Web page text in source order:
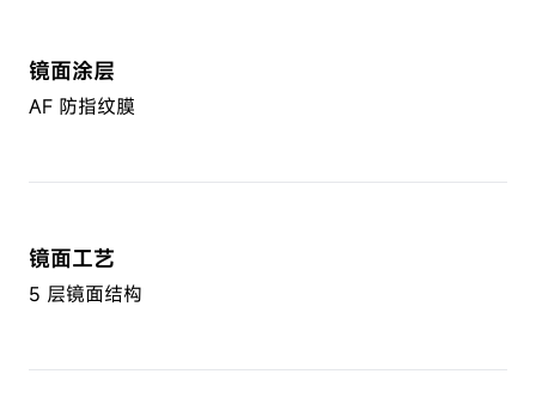
镜面涂层
AF 防指纹膜
镜面工艺
5 层镜面结构